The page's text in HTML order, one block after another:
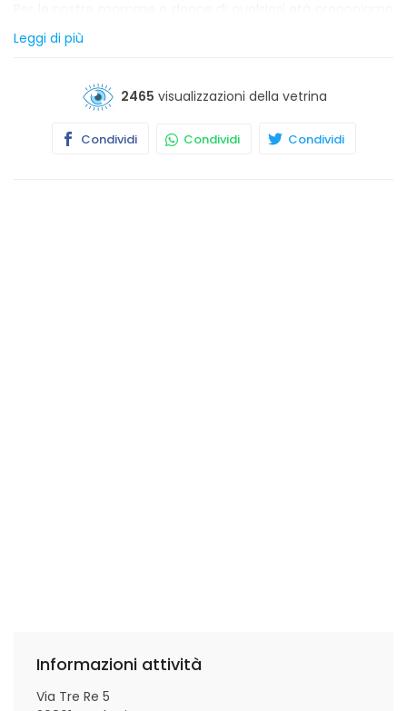
marchi come: DIXIE, RELISH, JIJIL, PLEASE e VICOLO.
Perché noi alla qualità, uniamo la tendenza e la cortesia.
provincia di Milano per la varietà della scelta dei capi
sempre disponibile in negozio, per la cortesia del servizio
gusto, nella scelta, ma anche per la convenienza.
Leggi di più
2465 visualizzazioni della vetrina
Condividi Condividi Condividi
Informazioni attività
Via Tre Re 5